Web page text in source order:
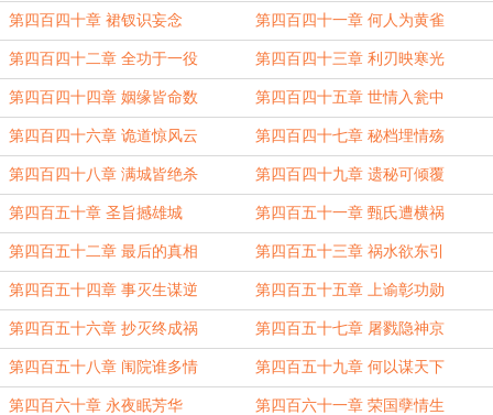
第四百四十章 裙钗识妄念 第四百四十一章 何人为黄雀
第四百四十二章 全功于一役 第四百四十三章 利刃映寒光
第四百四十四章 姻缘皆命数 第四百四十五章 世情入瓮中
第四百四十六章 诡道惊风云 第四百四十七章 秘档埋情殇
第四百四十八章 满城皆绝杀 第四百四十九章 遗秘可倾覆
第四百五十章 圣旨撼雄城 第四百五十一章 甄氏遭横祸
第四百五十二章 最后的真相 第四百五十三章 祸水欲东引
第四百五十四章 事灭生谋逆 第四百五十五章 上谕彰功勋
第四百五十六章 抄灭终成祸 第四百五十七章 屠戮隐神京
第四百五十八章 闱院谁多情 第四百五十九章 何以谋天下
第四百六十章 永夜眠芳华 第四百六十一章 荣国孽情生